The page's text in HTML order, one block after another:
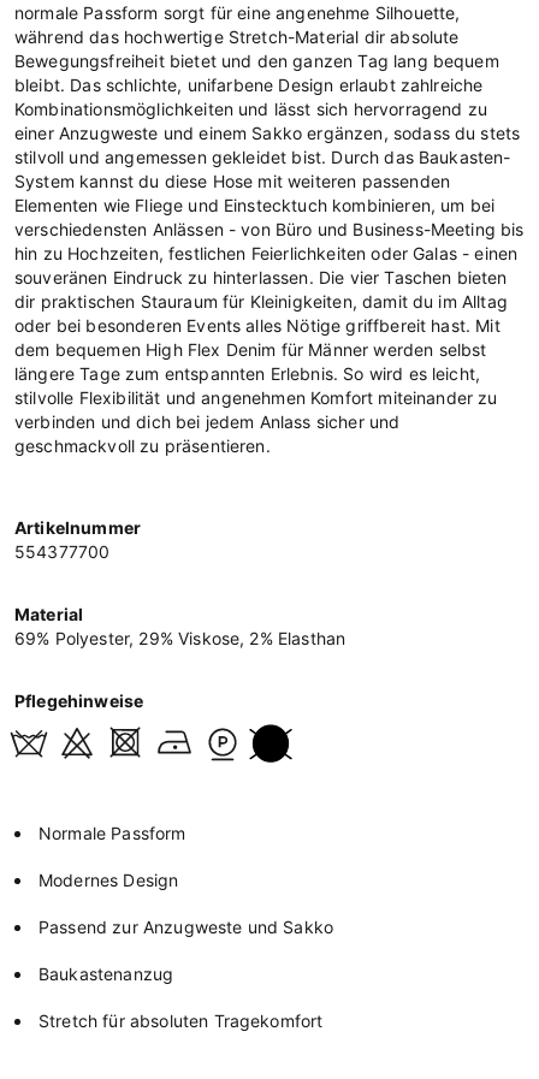
normale Passform sorgt für eine angenehme Silhouette,
während das hochwertige Stretch-Material dir absolute
Bewegungsfreiheit bietet und den ganzen Tag lang bequem
bleibt. Das schlichte, unifarbene Design erlaubt zahlreiche
Kombinationsmöglichkeiten und lässt sich hervorragend zu
einer Anzugweste und einem Sakko ergänzen, sodass du stets
stilvoll und angemessen gekleidet bist. Durch das Baukasten-
System kannst du diese Hose mit weiteren passenden
Elementen wie Fliege und Einstecktuch kombinieren, um bei
verschiedensten Anlässen - von Büro und Business-Meeting bis
hin zu Hochzeiten, festlichen Feierlichkeiten oder Galas - einen
souveränen Eindruck zu hinterlassen. Die vier Taschen bieten
dir praktischen Stauraum für Kleinigkeiten, damit du im Alltag
oder bei besonderen Events alles Nötige griffbereit hast. Mit
dem bequemen High Flex Denim für Männer werden selbst
längere Tage zum entspannten Erlebnis. So wird es leicht,
stilvolle Flexibilität und angenehmen Komfort miteinander zu
verbinden und dich bei jedem Anlass sicher und
geschmackvoll zu präsentieren.
Artikelnummer
554377700
Material
69% Polyester, 29% Viskose, 2% Elasthan
Pflegehinweise
Normale Passform
Modernes Design
Passend zur Anzugweste und Sakko
Baukastenanzug
Stretch für absoluten Tragekomfort